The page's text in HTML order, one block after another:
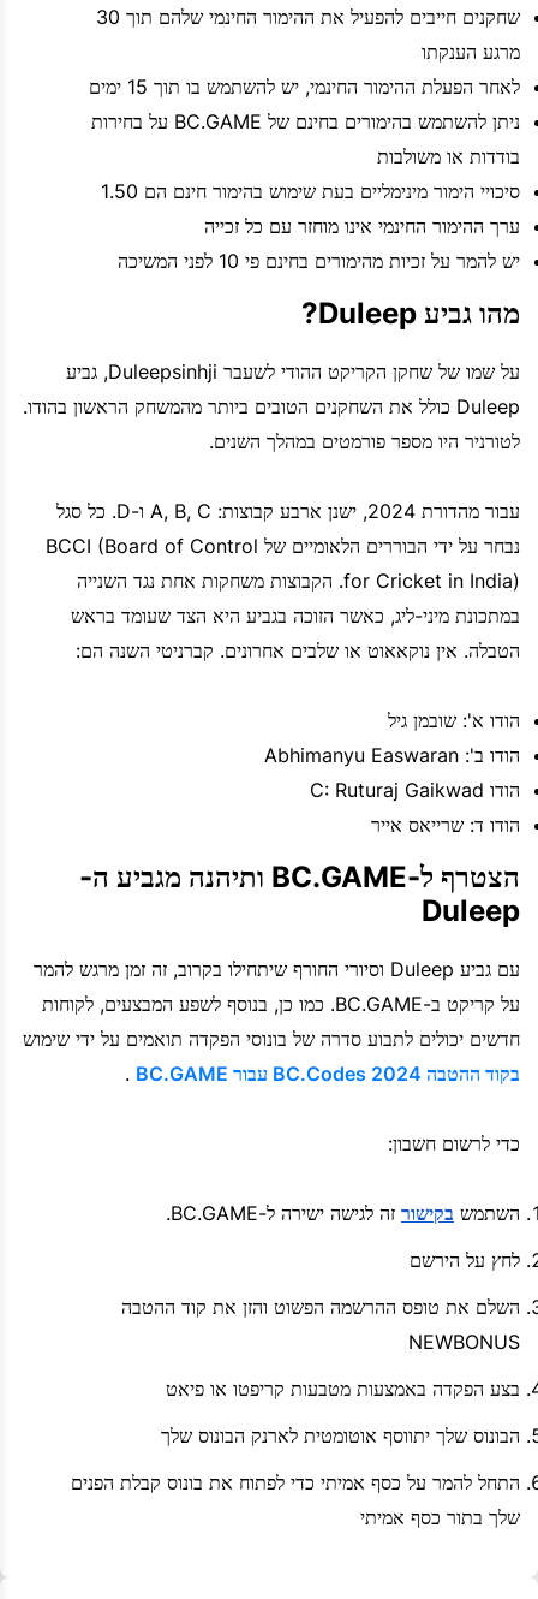
שחקנים חייבים להפעיל את ההימור החינמי שלהם תוך 30
מרגע הענקתו
לאחר הפעלת ההימור החינמי, יש להשתמש בו תוך 15 ימים
ניתן להשתמש בהימורים בחינם של BC.GAME על בחירות
בודדות או משולבות
סיכויי הימור מינימליים בעת שימוש בהימור חינם הם 1.50
ערך ההימור החינמי אינו מוחזר עם כל זכייה
יש להמר על זכיות מהימורים בחינם פי 10 לפני המשיכה
מהו גביע Duleep?
על שמו של שחקן הקריקט ההודי לשעבר Duleepsinhji, גביע
Duleep כולל את השחקנים הטובים ביותר מהמשחק הראשון בהודו.
לטורניר היו מספר פורמטים במהלך השנים.
עבור מהדורת 2024, ישנן ארבע קבוצות: A, B, C ו-D. כל סגל
נבחר על ידי הבוררים הלאומיים של BCCI (Board of Control
for Cricket in India). הקבוצות משחקות אחת נגד השנייה
במתכונת מיני-ליג, כאשר הזוכה בגביע היא הצד שעומד בראש
הטבלה. אין נוקאאוט או שלבים אחרונים. קברניטי השנה הם:
הודו א': שובמן גיל
הודו ב': Abhimanyu Easwaran
הודו C: Ruturaj Gaikwad
הודו ד: שרייאס אייר
הצטרף ל-BC.GAME ותיהנה מגביע ה-
Duleep
עם גביע Duleep וסיורי החורף שיתחילו בקרוב, זה זמן מרגש להמר
על קריקט ב-BC.GAME. כמו כן, בנוסף לשפע המבצעים, לקוחות
חדשים יכולים לתבוע סדרה של בונוסי הפקדה תואמים על ידי שימוש
בקוד ההטבה BC.Codes 2024 עבור BC.GAME
.
כדי לרשום חשבון:
השתמש בקישור זה לגישה ישירה ל-BC.GAME.
לחץ על הירשם
השלם את טופס ההרשמה הפשוט והזן את קוד ההטבה
NEWBONUS
בצע הפקדה באמצעות מטבעות קריפטו או פיאט
הבונוס שלך יתווסף אוטומטית לארנק הבונוס שלך
התחל להמר על כסף אמיתי כדי לפתוח את בונוס קבלת הפנים
שלך בתור כסף אמיתי